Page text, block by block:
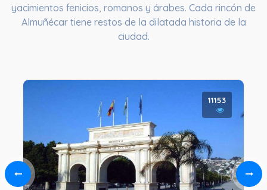
yacimientos fenicios, romanos y árabes. Cada rincón de
Almuñécar tiene restos de la dilatada historia de la
ciudad.
11153